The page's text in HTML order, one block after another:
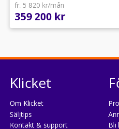
fr. 5 820 kr/mån
359 200 kr
Klicket
Om Klicket
Säljtips
Kontakt & support
Bli